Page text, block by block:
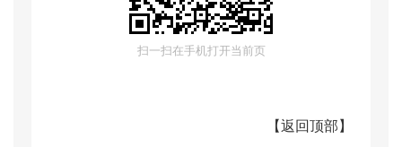
（一）主动公开情况
认真执行信息公开审查流程，对
扫一扫在手机打开当前页
【返回顶部 】